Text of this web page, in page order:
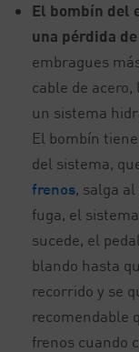
El bombín del
una pérdida
embragues
cable de
un sistema
El bombín
del sistema,
frenos, salga
fuga, el
sucede, el
blando hasta
recorrido y se
recomendable
frenos cuando